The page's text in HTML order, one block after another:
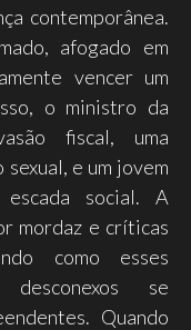
contemporânea.
afogado em
vencer um
o ministro da
fiscal, uma
e um jovem
escada social. A
mordaz e críticas
como esses
desconexos se
Quando